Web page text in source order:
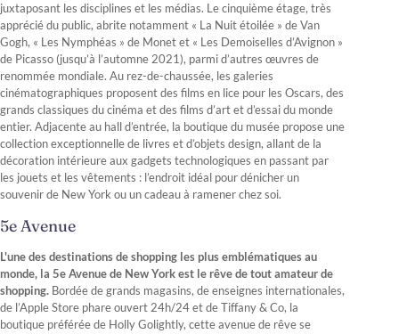
juxtaposant les disciplines et les médias. Le cinquième étage, très
apprécié du public, abrite notamment « La Nuit étoilée » de Van
Gogh, « Les Nymphéas » de Monet et « Les Demoiselles d’Avignon »
de Picasso (jusqu’à l’automne 2021), parmi d’autres œuvres de
renommée mondiale. Au rez-de-chaussée, les galeries
cinématographiques proposent des films en lice pour les Oscars, des
grands classiques du cinéma et des films d’art et d’essai du monde
entier. Adjacente au hall d’entrée, la boutique du musée propose une
collection exceptionnelle de livres et d’objets design, allant de la
décoration intérieure aux gadgets technologiques en passant par
les jouets et les vêtements : l’endroit idéal pour dénicher un
souvenir de New York ou un cadeau à ramener chez soi.
5e Avenue
L'une des destinations de shopping les plus emblématiques au
monde, la 5e Avenue de New York est le rêve de tout amateur de
shopping. Bordée de grands magasins, de enseignes internationales,
de l’Apple Store phare ouvert 24h/24 et de Tiffany & Co, la
boutique préférée de Holly Golightly, cette avenue de rêve se